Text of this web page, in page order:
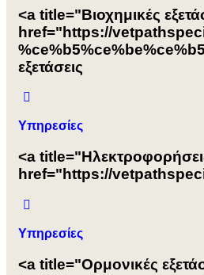
<a title="Βιοχημικές
href="https://
εξετάσεις
Υπηρεσίες
<a
href="https://
Υπηρεσίες
<a title="Ορμονικές